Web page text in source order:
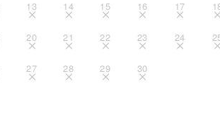
13 14 15 16 17
20 21 22 23 24
27 28 29 30